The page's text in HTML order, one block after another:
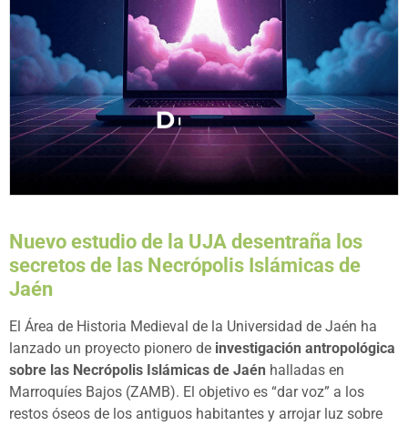
Nuevo estudio de la UJA desentraña los
secretos de las Necrópolis Islámicas de
Jaén
El Área de Historia Medieval de la Universidad de Jaén ha
lanzado un proyecto pionero de investigación antropológica
sobre las Necrópolis Islámicas de Jaén halladas en
Marroquíes Bajos (ZAMB). El objetivo es “dar voz” a los
restos óseos de los antiguos habitantes y arrojar luz sobre